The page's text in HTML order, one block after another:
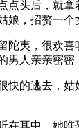
头后，就拿
娘，招赘一
夷，很欢喜
男人亲亲密
的逃去，姑